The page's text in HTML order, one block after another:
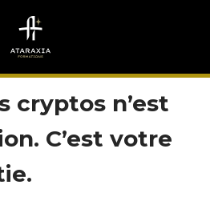
cryptos n’est
C’est votre